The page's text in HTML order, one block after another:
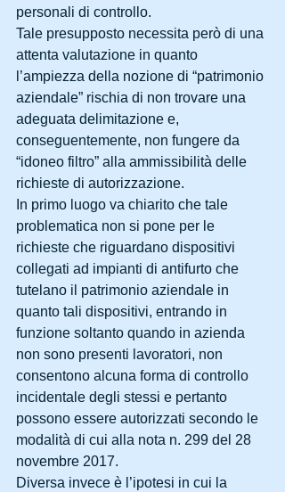
personali di controllo.
Tale presupposto necessita però di una
attenta valutazione in quanto
l’ampiezza della nozione di “patrimonio
aziendale” rischia di non trovare una
adeguata delimitazione e,
conseguentemente, non fungere da
“idoneo filtro” alla ammissibilità delle
richieste di autorizzazione.
In primo luogo va chiarito che tale
problematica non si pone per le
richieste che riguardano dispositivi
collegati ad impianti di antifurto che
tutelano il patrimonio aziendale in
quanto tali dispositivi, entrando in
funzione soltanto quando in azienda
non sono presenti lavoratori, non
consentono alcuna forma di controllo
incidentale degli stessi e pertanto
possono essere autorizzati secondo le
modalità di cui alla nota n. 299 del 28
novembre 2017.
Diversa invece è l’ipotesi in cui la